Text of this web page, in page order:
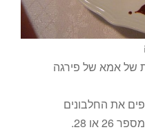
של אמא של פירגה
את החלבונים
או 28.